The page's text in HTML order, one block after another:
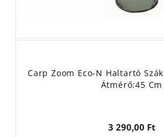
Carp Zoom Eco-N Haltartó
Átmérő:45 Cm
3 290,00 Ft